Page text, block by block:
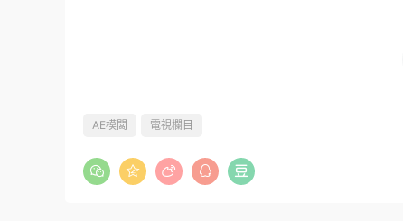
AE模闆 電視欄目